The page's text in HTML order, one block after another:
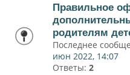
Правильное
родителям
Последнее
июн 2022, 14:07
Ответы: 2